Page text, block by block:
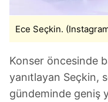
Ece Seçkin.
Konser öncesinde
yanıtlayan Seçkin,
gündeminde geniş